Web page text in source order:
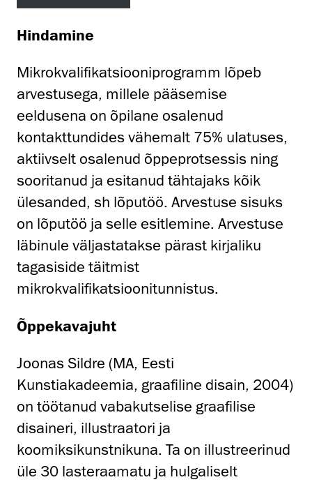
Hindamine
Mikrokvalifikatsiooniprogramm lõpeb
arvestusega, millele pääsemise
eeldusena on õpilane osalenud
kontakttundides vähemalt 75% ulatuses,
aktiivselt osalenud õppeprotsessis ning
sooritanud ja esitanud tähtajaks kõik
ülesanded, sh lõputöö. Arvestuse sisuks
on lõputöö ja selle esitlemine. Arvestuse
läbinule väljastatakse pärast kirjaliku
tagasiside täitmist
mikrokvalifikatsioonitunnistus.
Õppekavajuht
Joonas Sildre (MA, Eesti
Kunstiakadeemia, graafiline disain, 2004)
on töötanud vabakutselise graafilise
disaineri, illustraatori ja
koomiksikunstnikuna. Ta on illustreerinud
üle 30 lasteraamatu ja hulgaliselt